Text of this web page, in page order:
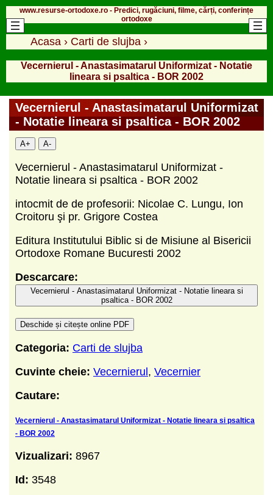
www.resurse-ortodoxe.ro - Predici, rugăciuni, filme, cărți, conferințe
ortodoxe
Acasa › Carti de slujba ›
Vecernierul - Anastasimatarul Uniformizat - Notatie
lineara si psaltica - BOR 2002
Vecernierul - Anastasimatarul Uniformizat
- Notatie lineara si psaltica - BOR 2002
A+ A-
Vecernierul - Anastasimatarul Uniformizat -
Notatie lineara si psaltica - BOR 2002
intocmit de de profesorii: Nicolae C. Lungu, Ion
Croitoru şi pr. Grigore Costea
Editura Institutului Biblic si de Misiune al Bisericii
Ortodoxe Romane Bucuresti 2002
Descarcare:
Vecernierul - Anastasimatarul Uniformizat - Notatie lineara si
psaltica - BOR 2002
Deschide și citește online PDF
Categoria: Carti de slujba
Cuvinte cheie: Vecernierul, Vecernier
Cautare:
Vecernierul - Anastasimatarul Uniformizat - Notatie lineara si psaltica
- BOR 2002
Vizualizari: 8967
Id: 3548